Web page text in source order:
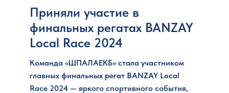
Приняли участие в
финальных регатах BANZAY
Local Race 2024
Команда «ШПАЛАЕКБ» стала участником
главных финальных регат BANZAY Local
Race 2024 — яркого спортивного события,